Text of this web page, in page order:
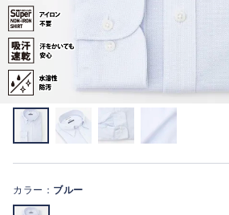
カラー： ブルー